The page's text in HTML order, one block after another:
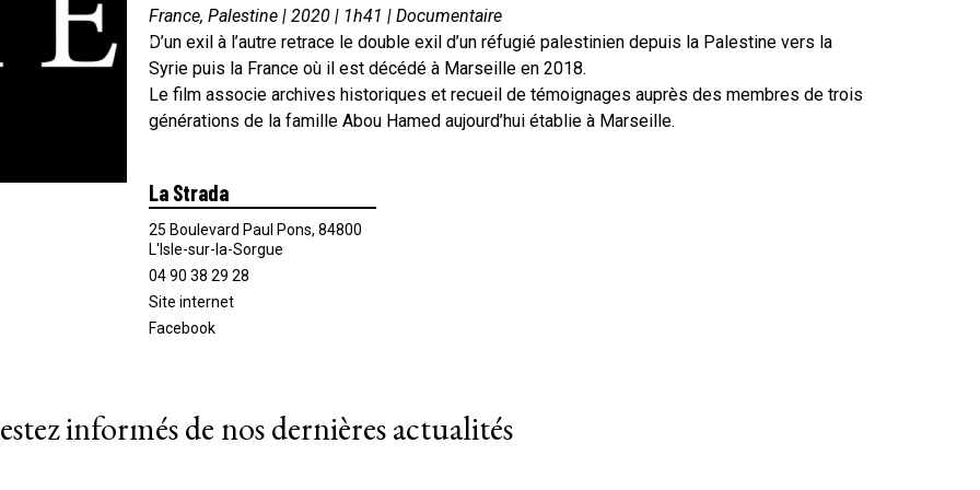
France, Palestine | 2020 | 1h41 | Documentaire
D’un exil à l’autre retrace le double exil d’un réfugié palestinien depuis la Palestine vers la
Syrie puis la France où il est décédé à Marseille en 2018.
Le film associe archives historiques et recueil de témoignages auprès des membres de trois
générations de la famille Abou Hamed aujourd’hui établie à Marseille.
La Strada
25 Boulevard Paul Pons, 84800
L'Isle-sur-la-Sorgue
04 90 38 29 28
Site internet
Facebook
informés de nos dernières actualités